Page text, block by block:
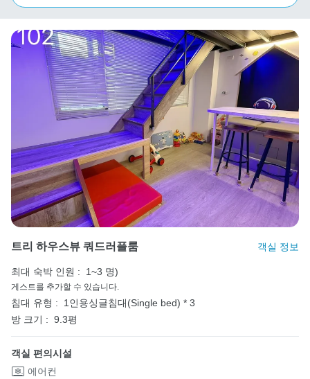
트리 하우스뷰 쿼드러플룸 객실 정보
최대 숙박 인원 : 1~3 명)
게스트를 추가할 수 있습니다.
침대 유형 :
1인용싱글침대(Single bed) * 3
방 크기 : 9.3평
객실 편의시설
에어컨